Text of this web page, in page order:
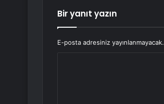
Bir yanıt yazın
E-posta adresiniz yayınlanmayacak.